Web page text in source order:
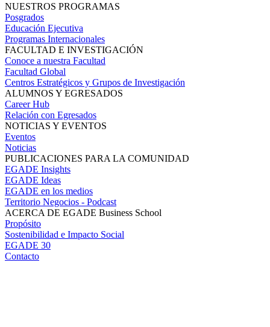
NUESTROS PROGRAMAS
Posgrados
Educación Ejecutiva
Programas Internacionales
FACULTAD E INVESTIGACIÓN
Conoce a nuestra Facultad
Facultad Global
Centros Estratégicos y Grupos de Investigación
ALUMNOS Y EGRESADOS
Career Hub
Relación con Egresados
NOTICIAS Y EVENTOS
Eventos
Noticias
PUBLICACIONES PARA LA COMUNIDAD
EGADE Insights
EGADE Ideas
EGADE en los medios
Territorio Negocios - Podcast
ACERCA DE EGADE Business School
Propósito
Sostenibilidad e Impacto Social
EGADE 30
Contacto